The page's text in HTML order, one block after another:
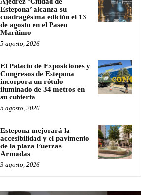
Estepona’ alcanza su
cuadragésima edición el 13
de agosto en el Paseo
Marítimo
5 agosto, 2026
El Palacio de Exposiciones y
Congresos de Estepona
incorpora un rótulo
iluminado de 34 metros en
su cubierta
5 agosto, 2026
Estepona mejorará la
accesibilidad y el pavimento
de la plaza Fuerzas
Armadas
3 agosto, 2026